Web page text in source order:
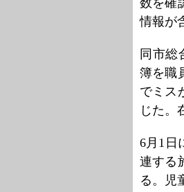
数を確
情報が
同市総
簿を職
でミス
じた。
6月1日
連する
る。児